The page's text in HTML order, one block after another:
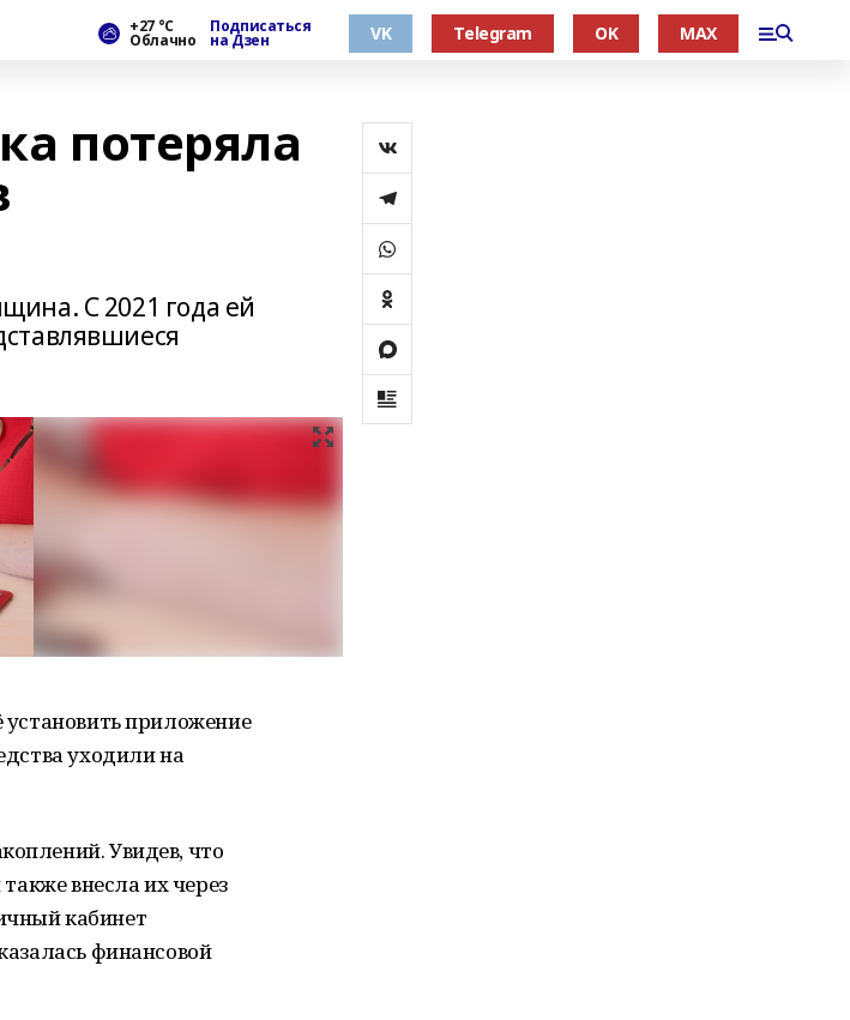
+27 °С
Облачно
Подписаться
на Дзен VK Telegram OK MAX
потеряла
С 2021 года ей
приложение
уходили на
Увидев, что
внесла их через
кабинет
финансовой